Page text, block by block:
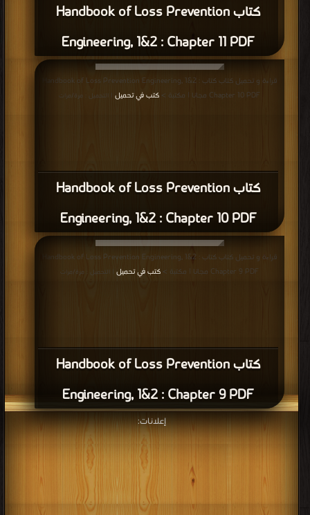
كتاب Handbook of Loss Prevention
Engineering, 1&2 : Chapter 11 PDF
كتاب Handbook of Loss Prevention
Engineering, 1&2 : Chapter 10 PDF
قراءة و تحميل كتاب كتاب Handbook of Loss Prevention Engineering, 1&2 :
Chapter 10 PDF مجانا | مكتبة >
كتب في تحميل | التحميل : مرة/مرات
كتاب Handbook of Loss Prevention
Engineering, 1&2 : Chapter 9 PDF
قراءة و تحميل كتاب كتاب Handbook of Loss Prevention Engineering, 1&2 :
Chapter 9 PDF مجانا | مكتبة >
كتب في تحميل | التحميل : مرة/مرات
إعلانات: